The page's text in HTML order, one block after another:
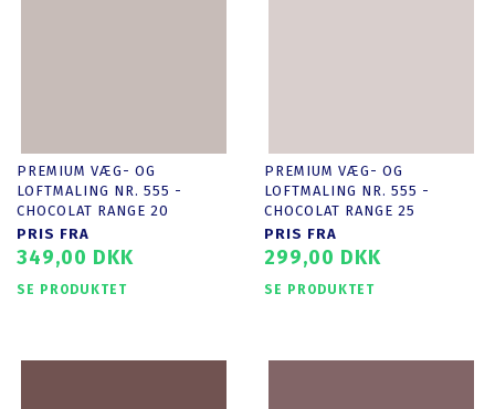
PREMIUM VÆG- OG
LOFTMALING NR. 555 -
CHOCOLAT RANGE 20
PRIS FRA
349,00 DKK
SE PRODUKTET
PREMIUM VÆG- OG
LOFTMALING NR. 555 -
CHOCOLAT RANGE 25
PRIS FRA
299,00 DKK
SE PRODUKTET